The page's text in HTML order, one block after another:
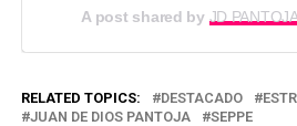
A post shared by JD
RELATED TOPICS: DESTACADO
JUAN DE DIOS PANTOJA
SEPPE